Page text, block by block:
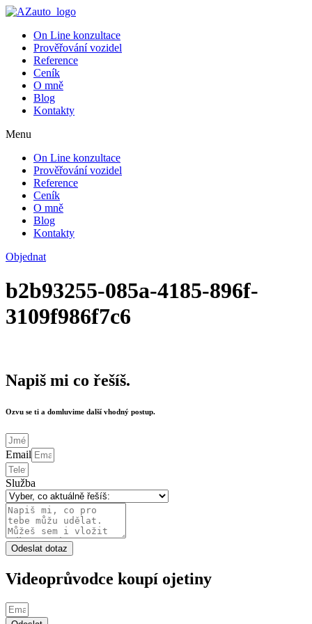
On Line konzultace
Prověřování vozidel
Reference
Ceník
O mně
Blog
Kontakty
Menu
On Line konzultace
Prověřování vozidel
Reference
Ceník
O mně
Blog
Kontakty
Objednat
b2b93255-085a-4185-896f-
3109f986f7c6
Napiš mi co řešíš.
Ozvu se ti a domluvime další vhodný postup.
Email
Služba
Odeslat dotaz
Videoprůvodce koupí ojetiny